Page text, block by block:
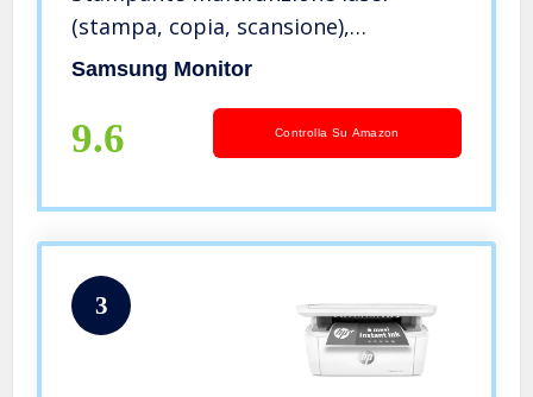
(stampa, copia, scansione),
Bianco/Nero
Samsung Monitor
9.6 Controlla Su Amazon
3